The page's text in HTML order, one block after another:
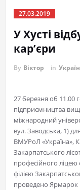
27.03.2019
У Хусті
кар’єри
By Віктор in
27 березня об 11.00
підприємництва
міжнародний
вул. Заводська, 1)
ВМУРоЛ «Україна»,
Закарпатського
професійного
філією
проведено Ярмарок